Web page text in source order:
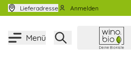
Zum Inhalt springen
Lieferadresse Anmelden
Menü